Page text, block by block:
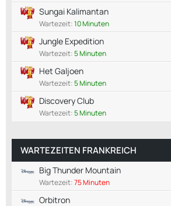
Sungai Kalimantan
Wartezeit:10 Minuten
Jungle Expedition
Wartezeit:5 Minuten
Het Galjoen
Wartezeit:5 Minuten
Discovery Club
Wartezeit:5 Minuten
WARTEZEITEN FRANKREICH
Big Thunder Mountain
Wartezeit:75 Minuten
Orbitron